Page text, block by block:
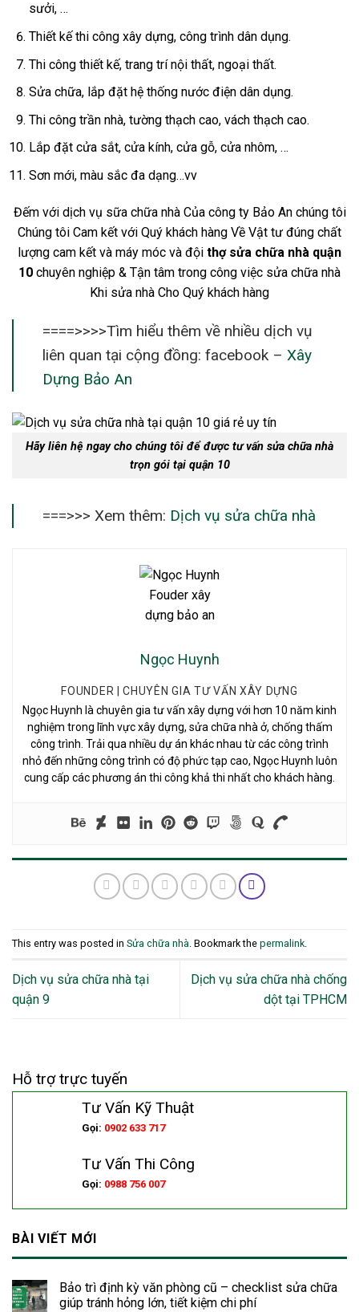
sưởi, …
Thiết kế thi công xây dựng, công trình dân dụng.
Thi công thiết kế, trang trí nội thất, ngoại thất.
Sửa chữa, lắp đặt hệ thống nước điện dân dụng.
Thi công trần nhà, tường thạch cao, vách thạch cao.
Lắp đặt cửa sắt, cửa kính, cửa gỗ, cửa nhôm, …
Sơn mới, màu sắc đa dạng…vv
Đếm với dịch vụ sữa chữa nhà Của công ty Bảo An chúng tôi
Chúng tôi Cam kết với Quý khách hàng Về Vật tư đúng chất
lượng cam kết và máy móc và đội thợ sửa chữa nhà quận
10 chuyên nghiệp & Tận tâm trong công việc sửa chữa nhà
Khi sửa nhà Cho Quý khách hàng
====>>>>Tìm hiểu thêm về nhiều dịch vụ
liên quan tại cộng đồng: facebook – Xây
Dựng Bảo An
Hãy liên hệ ngay cho chúng tôi để được tư vấn sửa chữa nhà
trọn gói tại quận 10
===>>> Xem thêm: Dịch vụ sửa chữa nhà
Ngọc Huynh
FOUNDER | CHUYÊN GIA TƯ VẤN XÂY DỰNG
Ngọc Huynh là chuyên gia tư vấn xây dựng với hơn 10 năm kinh
nghiệm trong lĩnh vực xây dựng, sửa chữa nhà ở, chống thấm
công trình. Trải qua nhiều dự án khác nhau từ các công trình
nhỏ đến những công trình có độ phức tạp cao, Ngọc Huynh luôn
cung cấp các phương án thi công khả thi nhất cho khách hàng.
This entry was posted in Sửa chữa nhà . Bookmark the permalink
Dịch vụ sửa chữa nhà tại
quận 9
Dịch vụ sửa chữa nhà chống
dột tại TPHCM
Hỗ trợ trực tuyến
Tư Vấn Kỹ Thuật
Gọi: 0902 633 717
Tư Vấn Thi Công
Gọi: 0988 756 007
BÀI VIẾT MỚI
Bảo trì định kỳ văn phòng cũ – checklist sửa chữa
giúp tránh hỏng lớn, tiết kiệm chi phí